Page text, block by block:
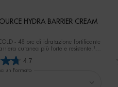
HYDRA BARRIER CREAM
COLD - 48 ore di idratazione fortificante
cutanea più forte e resistente.¹ ¹
su 40 donne dopo 1 applicazione.
4.7
un Formato